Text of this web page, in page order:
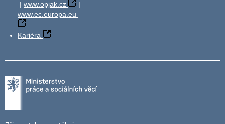
| www.opjak.cz
|
www.ec.europa.eu
Kariéra